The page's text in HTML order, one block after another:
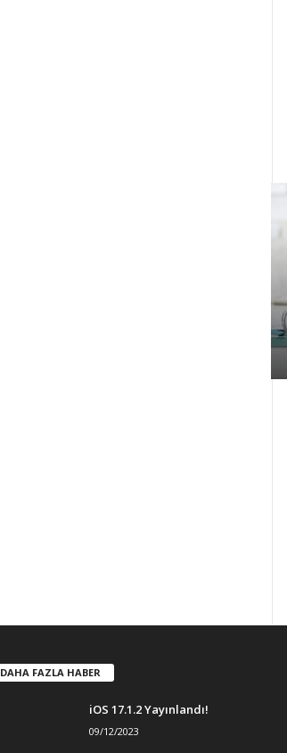
DAHA FAZLA HABER
iOS 17.1.2 Yayınlandı!
09/12/2023